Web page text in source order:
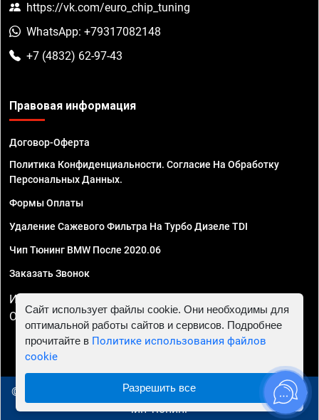
https://vk.com/euro_chip_tuning
WhatsApp: +79317082148
+7 (4832) 62-97-43
Правовая информация
Договор-Оферта
Политика Конфиденциальности. Согласие На Обработку
Персональных Данных.
Формы Оплаты
Удаление Сажевого Фильтра На Турбо Дизеле TDI
Чип Тюнинг BMW После 2020.06
Заказать Звонок
ИП Смирнов Георгий Павлович. ИНН 781302555843,
ОГРНИП 324470400032610
© 2010 - 2026 Чип тюнинг в Брянске - Автосервис "Евро
Чип Тюнинг"
Сайт использует файлы cookie. Они необходимы для
оптимальной работы сайтов и сервисов. Подробнее
прочитайте в Политике использования файлов
cookie
Разрешить все